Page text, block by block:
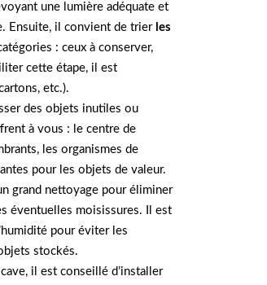
une lumière adéquate et
Ensuite, il convient de trier les
: ceux à conserver,
cette étape, il est
etc.).
des objets inutiles ou
à vous : le centre de
les organismes de
pour les objets de valeur.
grand nettoyage pour éliminer
éventuelles moisissures. Il est
pour éviter les
stockés.
il est conseillé d’installer